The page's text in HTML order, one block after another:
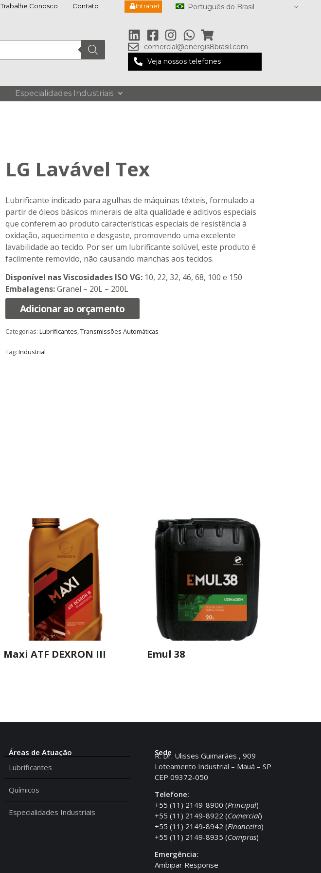
Trabalhe Conosco Contato Intranet Português do Brasil
comercial@energis8brasil.com
Veja nossos telefones
Especialidades Industriais
LG Lavável Tex
Lubrificante indicado para agulhas de máquinas têxteis, formulado a
partir de óleos básicos minerais de alta qualidade e aditivos especiais
que conferem ao produto características especiais de resistência à
oxidação, aquecimento e desgaste, promovendo uma excelente
lavabilidade ao tecido. Por ser um lubrificante solúvel, este produto é
facilmente removido, não causando manchas aos tecidos.
Disponível nas Viscosidades ISO VG:10, 22, 32, 46, 68, 100 e 150
Embalagens:Granel – 20L – 200L
Adicionar ao orçamento
Categorias: Lubrificantes,Transmissões Automáticas
Tag: Industrial
Maxi ATF DEXRON III Emul 38
Áreas de Atuação
Lubrificantes
Químicos
Especialidades Industriais
Sede
R. Dr. Ulisses Guimarães , 909
Loteamento Industrial – Mauá – SP
CEP 09372-050
Telefone:
+55 (11) 2149-8900 (Principal)
+55 (11) 2149-8922 (Comercial)
+55 (11) 2149-8942 (Financeiro)
+55 (11) 2149-8935 (Compras)
Emergência:
Ambipar Response